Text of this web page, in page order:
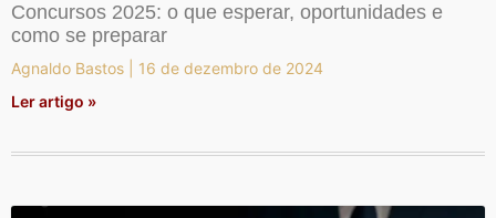
Concursos 2025: o que esperar, oportunidades e
como se preparar
Agnaldo Bastos
16 de dezembro de 2024
Ler artigo »